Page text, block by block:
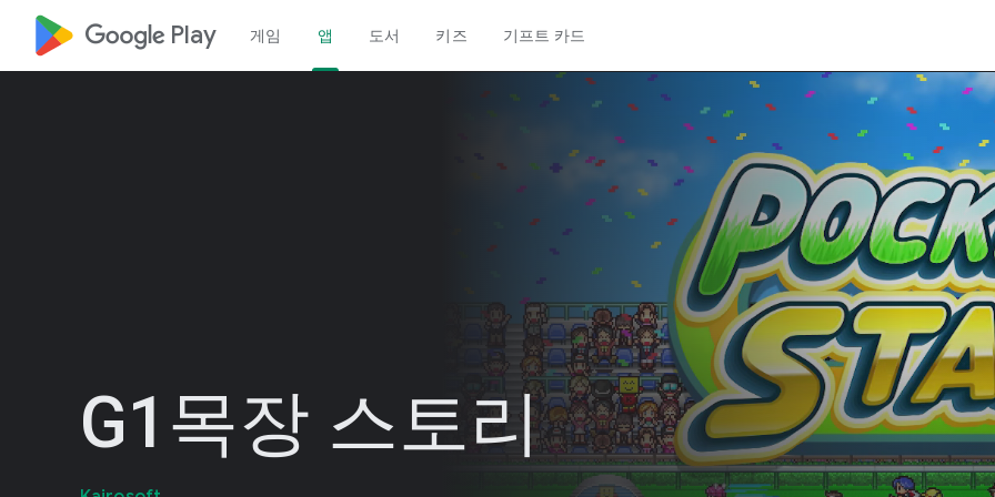
google_logo Play 게임 앱 도서 키즈 기프트 카드
G1목장 스토리